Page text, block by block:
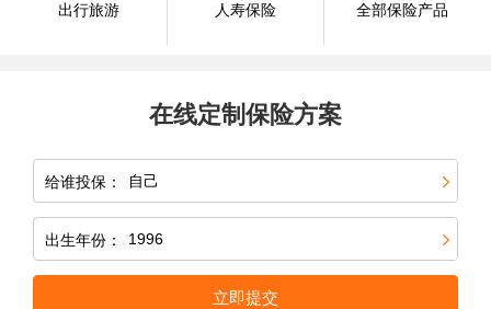
出行旅游 人寿保险 全部保险产品
在线定制保险方案
给谁投保：
出生年份：
立即提交